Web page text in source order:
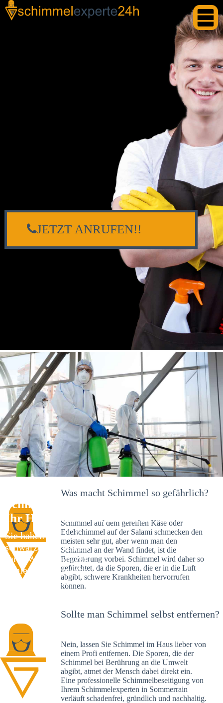
Schimmelexperte in Sommerrain –
Ihr Helfer an Ort und Stelle
Sie haben kürzlich
schwarze Flecken an
Ihrer Wand entdeckt?
Schlechte Nachrichten:
Sie haben einen
JETZT ANRUFEN!!
Was macht Schimmel so gefährlich?
Schimmel auf dem gereiften Käse oder
Edelschimmel auf der Salami schmecken den
meisten sehr gut, aber wenn man den
Schimmel an der Wand findet, ist die
Begeisterung vorbei. Schimmel wird daher so
gefürchtet, da die Sporen, die er in die Luft
abgibt, schwere Krankheiten hervorrufen
können.
Sollte man Schimmel selbst entfernen?
Nein, lassen Sie Schimmel im Haus lieber von
einem Profi entfernen. Die Sporen, die der
Schimmel bei Berührung an die Umwelt
abgibt, atmet der Mensch dabei direkt ein.
Eine professionelle Schimmelbeseitigung von
Ihrem Schimmelexperten in Sommerrain
verläuft schadenfrei, gründlich und nachhaltig.